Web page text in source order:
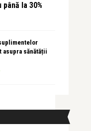
la 30%
asupra sănătății